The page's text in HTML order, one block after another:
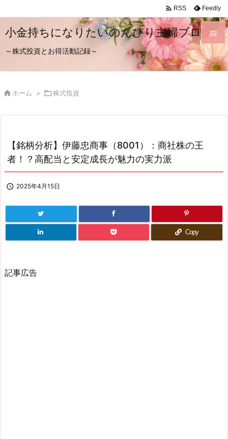
小金持ちになりたいのんびり主婦ブログ
～株式投資とお得活動記録～


メニュ
前へ
 RSS Feedly
 ホーム > 株式投資
【銘柄分析】伊藤忠商事（8001）：商社株の王
者！？高配当と安定成長が魅力の実力派
 2025年4月15日
Copy
記事広告